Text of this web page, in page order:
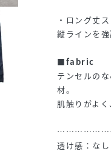
・ロング丈
縦ラインを強
■fabric
テンセルの
材。
肌触りがよ
透け感：なし